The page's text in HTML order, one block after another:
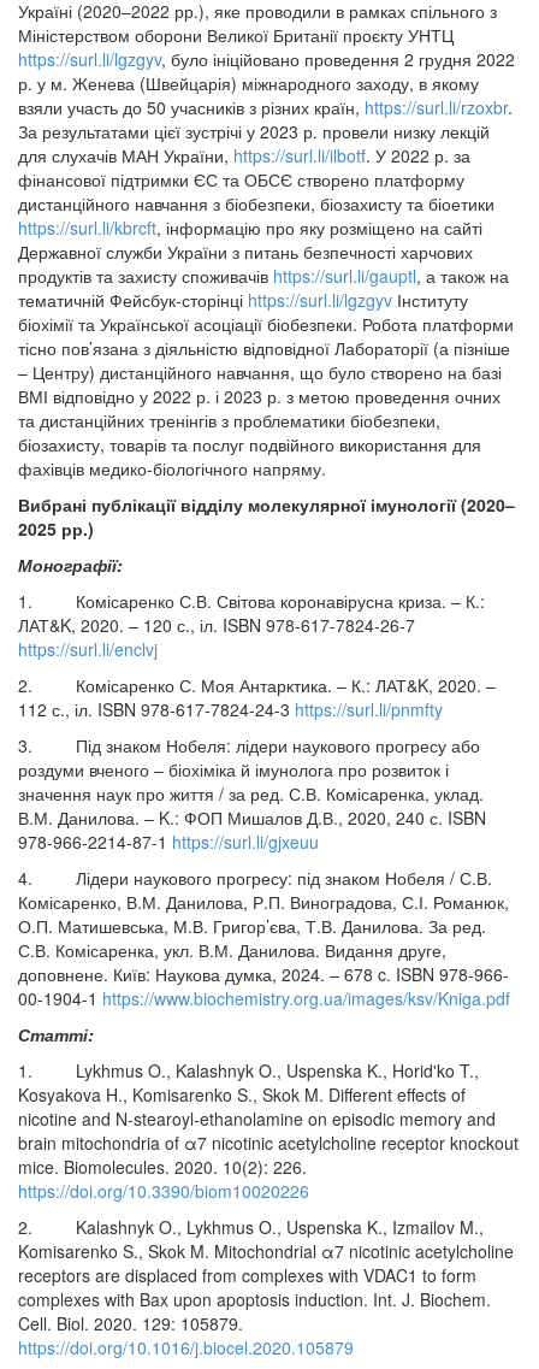
Україні (2020–2022 рр.), яке проводили в рамках спільного з
Міністерством оборони Великої Британії проєкту УНТЦ
https://surl.li/lgzgyv, було ініційовано проведення 2 грудня 2022
р. у м. Женева (Швейцарія) міжнародного заходу, в якому
взяли участь до 50 учасників з різних країн, https://surl.li/rzoxbr.
За результатами цієї зустрічі у 2023 р. провели низку лекцій
для слухачів МАН України, https://surl.li/ilbotf. У 2022 р. за
фінансової підтримки ЄС та ОБСЄ створено платформу
дистанційного навчання з біобезпеки, біозахисту та біоетики
https://surl.li/kbrcft, інформацію про яку розміщено на сайті
Державної служби України з питань безпечності харчових
продуктів та захисту споживачів https://surl.li/gauptl, а також на
тематичній Фейсбук-сторінці https://surl.li/lgzgyv Інституту
біохімії та Української асоціації біобезпеки. Робота платформи
тісно пов’язана з діяльністю відповідної Лабораторії (а пізніше
– Центру) дистанційного навчання, що було створено на базі
ВМІ відповідно у 2022 р. і 2023 р. з метою проведення очних
та дистанційних тренінгів з проблематики біобезпеки,
біозахисту, товарів та послуг подвійного використання для
фахівців медико-біологічного напряму.
Вибрані публікації відділу молекулярної імунології (2020–
2025 рр.)
Монографії:
1. Комісаренко С.В. Світова коронавірусна криза. – К.:
ЛАТ&K, 2020. – 120 с., іл. ISBN 978-617-7824-26-7
https://surl.li/enclvj
2. Комісаренко С. Моя Антарктика. – К.: ЛАТ&K, 2020. –
112 с., іл. ISBN 978-617-7824-24-3 https://surl.li/pnmfty
3. Під знаком Нобеля: лідери наукового прогресу або
роздуми вченого – біохіміка й імунолога про розвиток і
значення наук про життя / за ред. С.В. Комісаренка, уклад.
В.М. Данилова. – K.: ФОП Мишалов Д.В., 2020, 240 с. ISBN
978-966-2214-87-1 https://surl.li/gjxeuu
4. Лідери наукового прогресу: під знаком Нобеля / С.В.
Комісаренко, В.М. Данилова, Р.П. Виноградова, С.І. Романюк,
О.П. Матишевська, М.В. Григор’єва, Т.В. Данилова. За ред.
С.В. Комісаренка, укл. В.М. Данилова. Видання друге,
доповнене. Київ: Наукова думка, 2024. – 678 c. ISBN 978-966-
00-1904-1 https://www.biochemistry.org.ua/images/ksv/Kniga.pdf
Статті:
1. Lykhmus O., Kalashnyk O., Uspenska K., Horid'ko T.,
Kosyakova H., Komisarenko S., Skok M. Different effects of
nicotine and N-stearoyl-ethanolamine on episodic memory and
brain mitochondria of α7 nicotinic acetylcholine receptor knockout
mice. Biomolecules. 2020. 10(2): 226.
https://doi.org/10.3390/biom10020226
2. Kalashnyk O., Lykhmus O., Uspenska K., Izmailov M.,
Komisarenko S., Skok M. Mitochondrial α7 nicotinic acetylcholine
receptors are displaced from complexes with VDAC1 to form
complexes with Bax upon apoptosis induction. Int. J. Biochem.
Cell. Biol. 2020. 129: 105879.
https://doi.org/10.1016/j.biocel.2020.105879